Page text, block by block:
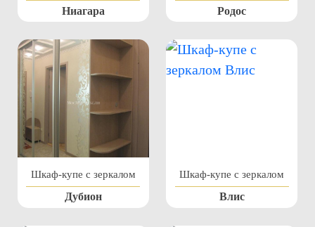
Ниагара Родос
Шкаф-купе с зеркалом
Дубион
Шкаф-купе с зеркалом
Влис